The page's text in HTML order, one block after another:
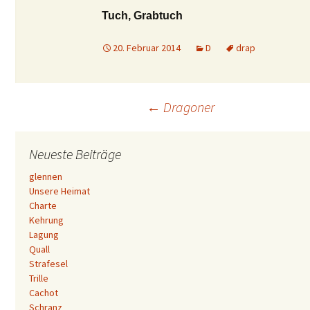
Tuch, Grabtuch
20. Februar 2014 D drap
Beitrags-
Navigation
← Dragoner
Neueste Beiträge
glennen
Unsere Heimat
Charte
Kehrung
Lagung
Quall
Strafesel
Trille
Cachot
Schranz